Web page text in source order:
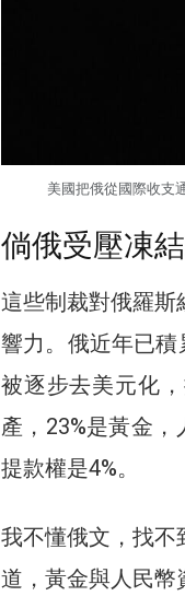
美國把俄從國際收支
倘俄受壓凍
這些制裁對俄羅斯
響力。俄近年已
被逐步去美元化
產，23%是黃金
提款權是4%。
我不懂俄文，找不
道，黃金與人民幣